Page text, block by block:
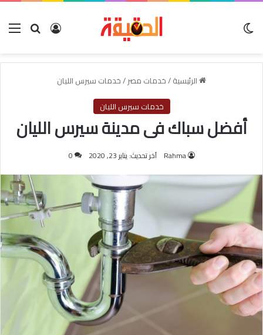
بحث عنتسجيل
الرئيسية/خدمات مصر/خدمات سيرس الليان
خدمات سيرس الليان
أفضل سباك فى مدينة سيرس الليان
Rahma آخر تحديث: يناير 23, 2020 0